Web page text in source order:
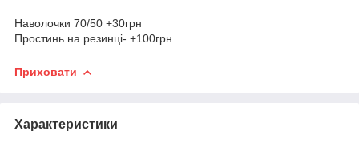
Наволочки 70/50 +30грн
Простинь на резинці- +100грн
Приховати
Характеристики